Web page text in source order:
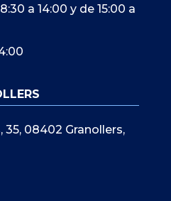
a 14:00 y de 15:00 a
35, 08402 Granollers,